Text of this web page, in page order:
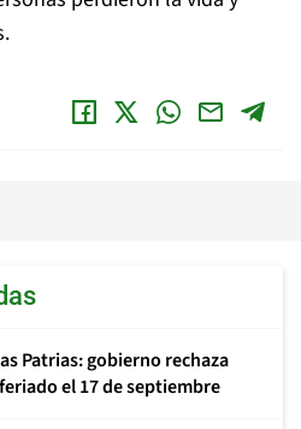
Patrias: gobierno rechaza
el 17 de septiembre